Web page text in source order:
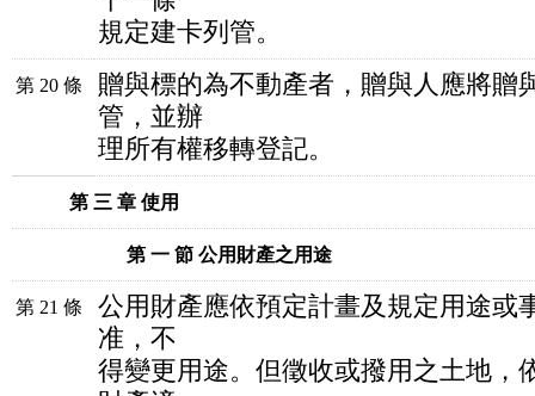
規定建卡列管。
第 20 條
贈與標的為不動產者，贈與人應將贈
管，並辦
理所有權移轉登記。
第 三 章 使用
第 一 節 公用財產之用途
第 21 條
公用財產應依預定計畫及規定用途或
准，不
得變更用途。但徵收或撥用之土地，